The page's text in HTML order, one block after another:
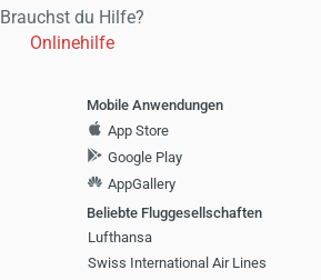
Brauchst du Hilfe?
Onlinehilfe
Mobile Anwendungen
App Store
Google Play
AppGallery
Beliebte Fluggesellschaften
Lufthansa
Swiss International Air Lines